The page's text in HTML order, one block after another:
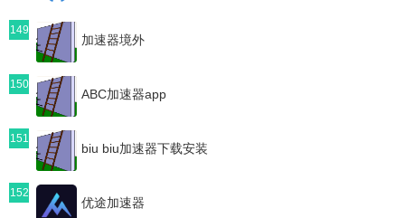
149
加速器境外
150
ABC加速器app
151
biu biu加速器下载安装
152
优途加速器